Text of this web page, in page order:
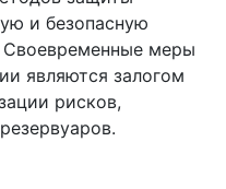
и безопасную
Своевременные меры
являются залогом
рисков,